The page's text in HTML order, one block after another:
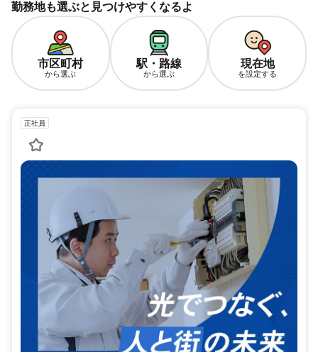
勤務地も選ぶと見つけやすくなるよ
市区町村
から選ぶ
駅・路線
から選ぶ
現在地
を設定する
正社員